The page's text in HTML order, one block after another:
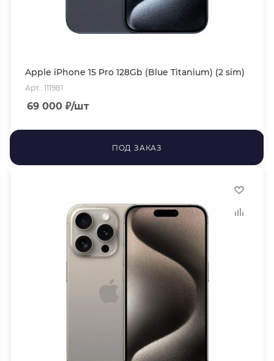
Apple iPhone 15 Pro 128Gb (Blue Titanium) (2 sim)
Арт.: 111981
69 000 ₽/шт
ПОД ЗАКАЗ